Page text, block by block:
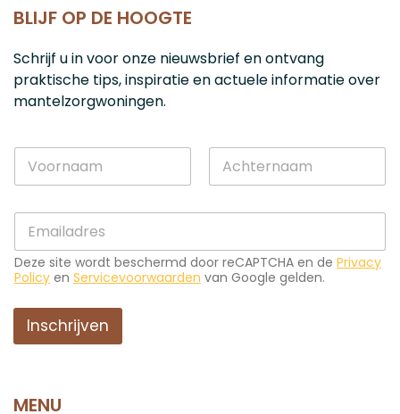
BLIJF OP DE HOOGTE
Schrijf u in voor onze nieuwsbrief en ontvang
praktische tips, inspiratie en actuele informatie over
mantelzorgwoningen.
N
N
a
m
E
m
i
N
a
E
m
a
i
l
Deze site wordt beschermd door reCAPTCHA en de Privacy
Policy en Servicevoorwaarden van Google gelden.
Inschrijven
MENU